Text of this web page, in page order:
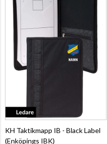
KH Taktikmapp IB - Black Label
(Enköpings IBK)